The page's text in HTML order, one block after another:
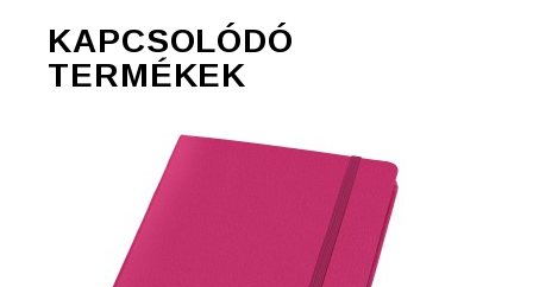
KAPCSOLÓDÓ
TERMÉKEK